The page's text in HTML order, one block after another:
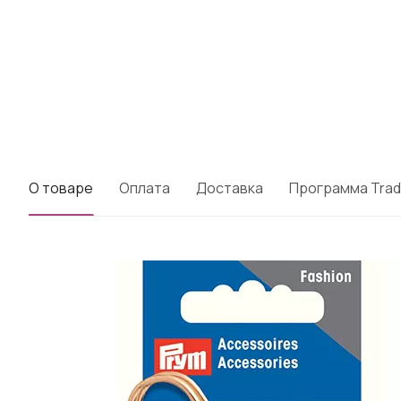
О товаре Оплата Доставка Программа